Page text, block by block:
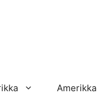
Amerikka